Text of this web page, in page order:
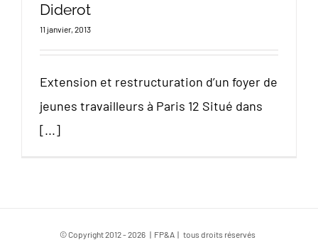
Diderot
11 janvier, 2013
Extension et restructuration d’un foyer de
jeunes travailleurs à Paris 12 Situé dans
[...]
© Copyright 2012 -2026 | FP&A | tous droits réservés